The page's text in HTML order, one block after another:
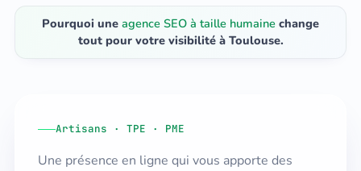
Pourquoi une agence SEO à taille humaine change
tout pour votre visibilité à Toulouse.
Artisans · TPE · PME
Une présence en ligne qui vous apporte des